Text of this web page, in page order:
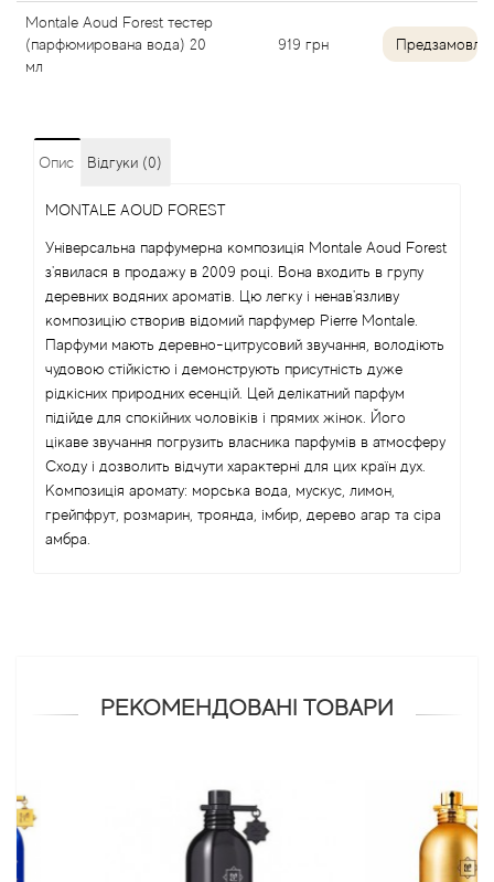
Montale Aoud Forest тестер
(парфюмирована вода) 20
мл
919 грн
Опис Відгуки (0)
MONTALE AOUD FOREST
Універсальна парфумерна композиція Montale Aoud Forest
з'явилася в продажу в 2009 році. Вона входить в групу
деревних водяних ароматів. Цю легку і ненав'язливу
композицію створив відомий парфумер Pierre Montale.
Парфуми мають деревно-цитрусовий звучання, володіють
чудовою стійкістю і демонструють присутність дуже
рідкісних природних есенцій. Цей делікатний парфум
підійде для спокійних чоловіків і прямих жінок. Його
цікаве звучання погрузить власника парфумів в атмосферу
Сходу і дозволить відчути характерні для цих країн дух.
Композиція аромату: морська вода, мускус, лимон,
грейпфрут, розмарин, троянда, імбир, дерево агар та сіра
амбра.
РЕКОМЕНДОВАНІ ТОВАРИ
Anna Sui
Anne Fontaine
Annick Goutal
Antonia's Flowers
Antonio Banderas
Antonio Puig
Antonio Visconti
Aquolina
Arabesque Perfumes
Ariana Grande
Armand Basi